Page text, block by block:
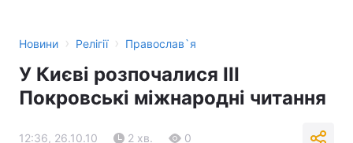
Новини › Релігії › Православ`я
У Києві розпочалися ІІI
Покровські міжнародні читання
12:36, 26.10.10 2 хв. 0